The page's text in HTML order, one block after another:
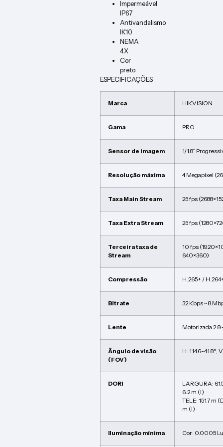
Impermeável
IP67
Antivandalismo
IK10
NEMA
4X
Cor
preto
ESPECIFICAÇÕES
Marca HIKVISION
Gama PRO
Sensor de imagem 1/1.8″
Resolução máxima 4 Megapíxel
Taxa Main Stream 25 fps
Taxa Extra Stream 25 fps
Terceira taxa de
Stream
10 fps
640×360)
Compressão H.265+ /
Bitrate 32 Kbps ~ 8
Lente Motorizada
Ângulo de visão
(FOV)
H: 114.6-41.8°,
DORI
LARGURA:
6.2 m (I)
TELE: 151.7 m
m (I)
Iluminação mínima Cor: 0.0005